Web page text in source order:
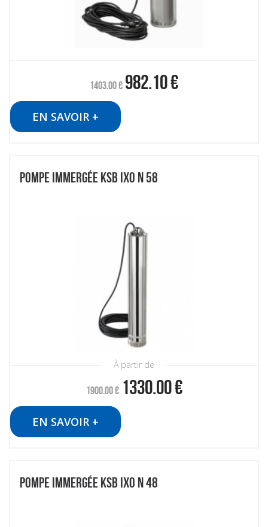
1403.00€ 982.10€
EN SAVOIR +
POMPE IMMERGÉE KSB IXO N 58
À partir de
1900.00€ 1330.00€
EN SAVOIR +
POMPE IMMERGÉE KSB IXO N 48